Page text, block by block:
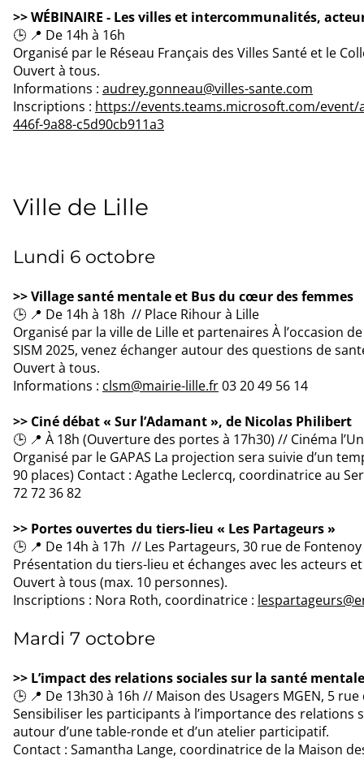
>> WÉBINAIRE - Les villes et intercommunalités,
🕒 📍 De 14h à 16h
Organisé par le Réseau Français des Villes Santé et le
Ouvert à tous.
Informations : audrey.gonneau@villes-sante.com
Inscriptions : https://events.teams.microsoft.com/event/
446f-9a88-c5d90cb911a3
Ville de Lille
Lundi 6 octobre
>> Village santé mentale et Bus du cœur des femmes
🕒 📍 De 14h à 18h // Place Rihour à Lille
Organisé par la ville de Lille et partenaires À l’occasion
SISM 2025, venez échanger autour des questions de
Ouvert à tous.
Informations : clsm@mairie-lille.fr03 20 49 56 14
>> Ciné débat « Sur l’Adamant », de Nicolas Philibert
🕒 📍 À 18h (Ouverture des portes à 17h30) // Cinéma
Organisé par le GAPAS La projection sera suivie d’un
90 places) Contact : Agathe Leclercq, coordinatrice au
72 72 36 82
>> Portes ouvertes du tiers-lieu « Les Partageurs »
🕒 📍 De 14h à 17h // Les Partageurs, 30 rue de Fontenoy
Présentation du tiers-lieu et échanges avec les acteurs
Ouvert à tous (max. 10 personnes).
Inscriptions : Nora Roth, coordinatrice :
Mardi 7 octobre
>> L’impact des relations sociales sur la santé mentale
🕒 📍 De 13h30 à 16h // Maison des Usagers MGEN, 5 rue
Sensibiliser les participants à l’importance des relations
autour d’une table-ronde et d’un atelier participatif.
Contact : Samantha Lange, coordinatrice de la Maison